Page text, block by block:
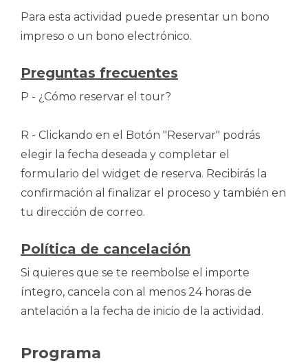
Para esta actividad puede presentar un bono
impreso o un bono electrónico.
Preguntas frecuentes
P - ¿Cómo reservar el tour?
R - Clickando en el Botón "Reservar" podrás
elegir la fecha deseada y completar el
formulario del widget de reserva. Recibirás la
confirmación al finalizar el proceso y también en
tu dirección de correo.
Política de cancelación
Si quieres que se te reembolse el importe
íntegro, cancela con al menos 24 horas de
antelación a la fecha de inicio de la actividad.
Programa